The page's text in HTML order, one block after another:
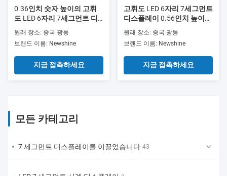
0.36인치 숫자 높이의 고휘
도 LED 6자리 7세그먼트 디
높은 숫자 출력
원래 장소: 중국 광둥
브랜드 이름: Newshine
지금 접촉하세요
고휘도 LED 6자리 7세그먼트
디스플레이 0.56인치 높이
운터 및 타이머에 완벽
원래 장소: 중국 광둥
브랜드 이름: Newshine
지금 접촉하세요
모든 카테고리
7 세그먼트 디스플레이를 이끌었습니다 43